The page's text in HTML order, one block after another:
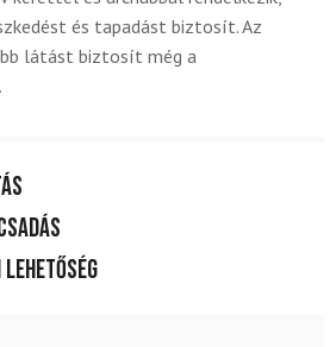
és tapadást biztosít. Az
látást biztosít még a
lehetőség